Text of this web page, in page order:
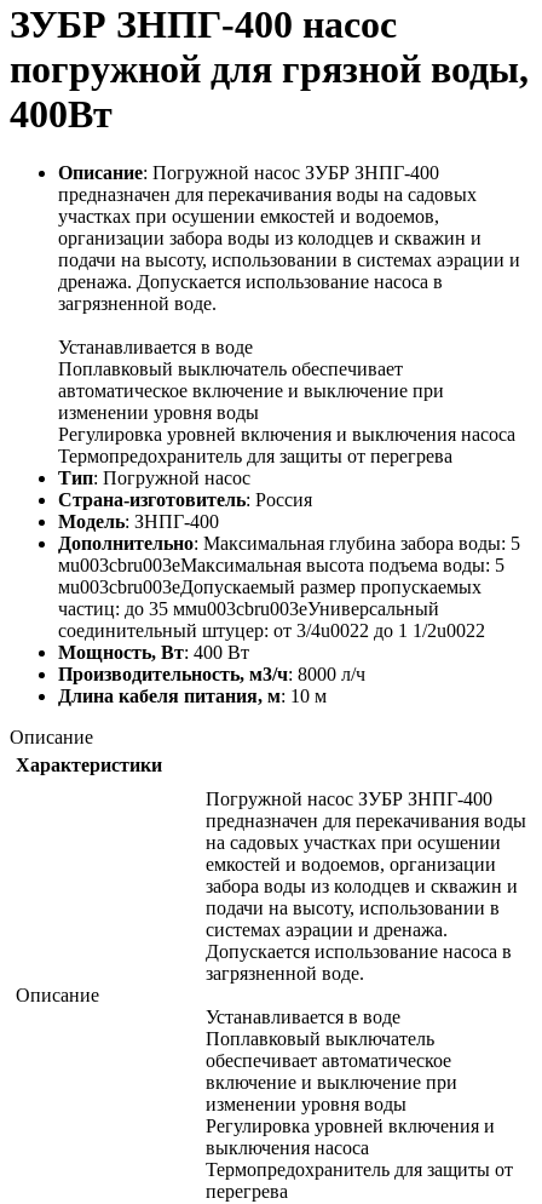
ЗУБР ЗНПГ-400 насос
погружной для грязной воды,
400Вт
Описание: Погружной насос ЗУБР ЗНПГ-400
предназначен для перекачивания воды на садовых
участках при осушении емкостей и водоемов,
организации забора воды из колодцев и скважин и
подачи на высоту, использовании в системах аэрации и
дренажа. Допускается использование насоса в
загрязненной воде.
Устанавливается в воде
Поплавковый выключатель обеспечивает
автоматическое включение и выключение при
изменении уровня воды
Регулировка уровней включения и выключения насоса
Термопредохранитель для защиты от перегрева
Тип: Погружной насос
Страна-изготовитель: Россия
Модель: ЗНПГ-400
Дополнительно: Максимальная глубина забора воды: 5
мu003cbru003eМаксимальная высота подъема воды: 5
мu003cbru003eДопускаемый размер пропускаемых
частиц: до 35 ммu003cbru003eУниверсальный
соединительный штуцер: от 3/4u0022 до 1 1/2u0022
Мощность, Вт: 400 Вт
Производительность, м3/ч: 8000 л/ч
Длина кабеля питания, м: 10 м
Описание
Характеристики
Описание
Погружной насос ЗУБР ЗНПГ-400
предназначен для перекачивания воды
на садовых участках при осушении
емкостей и водоемов, организации
забора воды из колодцев и скважин и
подачи на высоту, использовании в
системах аэрации и дренажа.
Допускается использование насоса в
загрязненной воде.
Устанавливается в воде
Поплавковый выключатель
обеспечивает автоматическое
включение и выключение при
изменении уровня воды
Регулировка уровней включения и
выключения насоса
Термопредохранитель для защиты от
перегрева